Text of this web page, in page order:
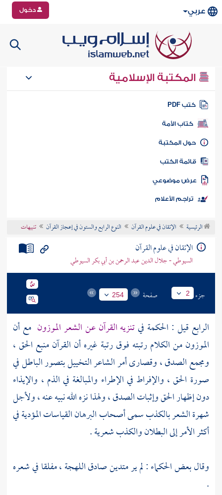
عربي دخول
المكتبة الإسلامية
كتب PDF
كتاب الأمة
المكتبة
الكتب
موضوعي
تراجم الأعلام
الرئيسية الإتقان في علوم القرآن النوع الرابع والستون في إعجاز القرآن تنبيهات
الإتقان في علوم القرآن
السيوطي - جلال الدين عبد الرحمن بن أبي بكر السيوطي
جزء 2 صفحة 254
الرابع قيل : الحكمة فيتنزيه القرآن عن الشعر الموزون مع أن
الموزون من الكلام رتبته فوق رتبة غيره أن القرآن منبع الحق ،
ومجمع الصدق ، وقصارى أمر الشاعر التخييل بتصور الباطل في
صورة الحق ، والإفراط في الإطراء والمبالغة في الذم ، والإيذاء
دون إظهار الحق وإثبات الصدق ، ولهذا نزه الله نبيه عنه ، ولأجل
شهرة الشعر بالكذب سمى أصحاب البرهان القياسات المؤدية في
أكثر الأمر إلى البطلان والكذب شعرية .
وقال بعض الحكماء : لم ير متدين صادق اللهجة ، مفلقا في شعره
.